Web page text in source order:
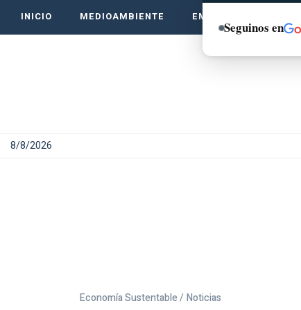
INICIO MEDIOAMBIENTE EMPRENDE VERDE
8/8/2026
Economía Sustentable / Noticias
Seguinos en